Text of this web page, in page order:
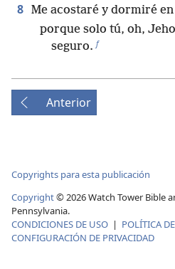
8 Me acostaré y dormiré en
porque solo tú, oh,
seguro. f
Anterior
Copyrights para esta publicación
Copyright©2026Watch Tower Bible
Pennsylvania.
CONDICIONES DE USO | POLÍTICA
CONFIGURACIÓN DE PRIVACIDAD